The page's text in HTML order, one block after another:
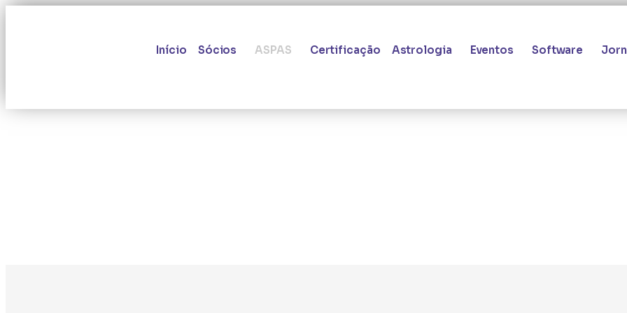
Início Sócios ASPAS Certificação Astrologia Eventos Software